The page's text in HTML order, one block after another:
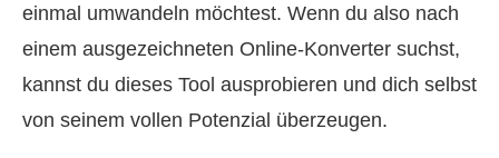
einmal umwandeln möchtest. Wenn du also nach
einem ausgezeichneten Online-Konverter suchst,
kannst du dieses Tool ausprobieren und dich selbst
von seinem vollen Potenzial überzeugen.